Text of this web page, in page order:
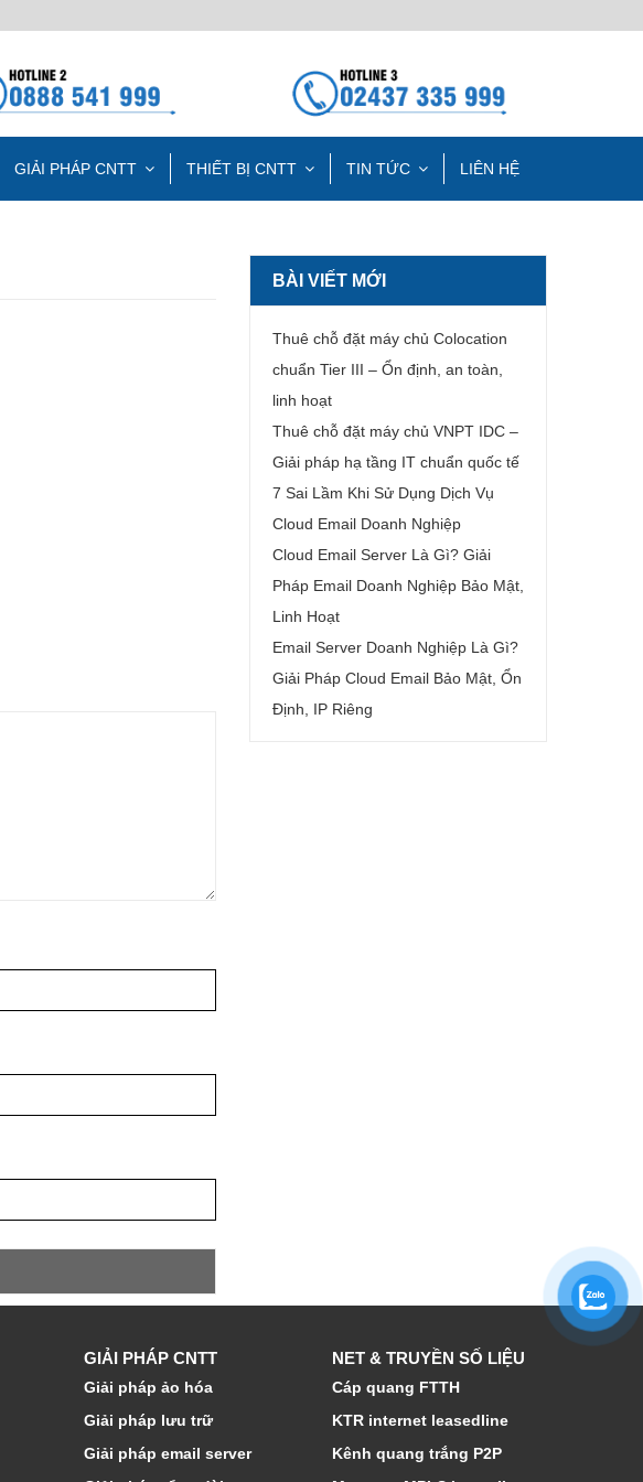
GIẢI PHÁP CNTT THIẾT BỊ CNTT TIN TỨC LIÊN HỆ
BÀI VIẾT MỚI
Thuê chỗ đặt máy chủ Colocation
chuẩn Tier III – Ổn định, an toàn,
linh hoạt
Thuê chỗ đặt máy chủ VNPT IDC –
Giải pháp hạ tầng IT chuẩn quốc tế
7 Sai Lầm Khi Sử Dụng Dịch Vụ
Cloud Email Doanh Nghiệp
Cloud Email Server Là Gì? Giải
Pháp Email Doanh Nghiệp Bảo Mật,
Linh Hoạt
Email Server Doanh Nghiệp Là Gì?
Giải Pháp Cloud Email Bảo Mật, Ổn
Định, IP Riêng
GIẢI PHÁP CNTT
Giải pháp ảo hóa
Giải pháp lưu trữ
Giải pháp email server
NET & TRUYỀN SỐ LIỆU
Cáp quang FTTH
KTR internet leasedline
Kênh quang trắng P2P